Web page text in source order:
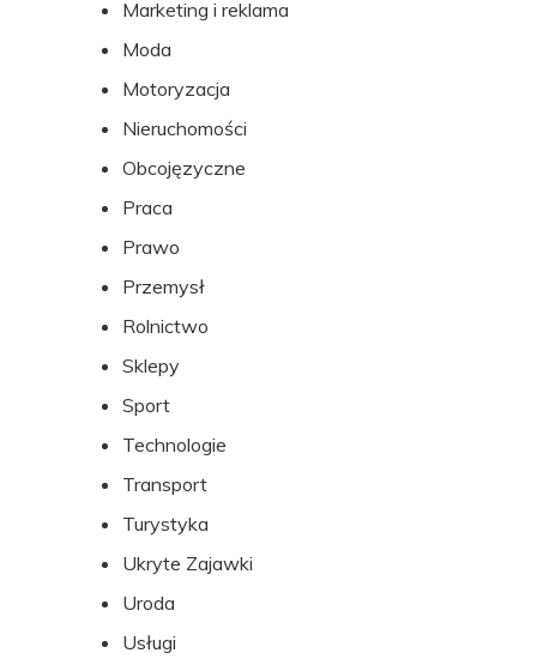
Marketing i reklama
Moda
Motoryzacja
Nieruchomości
Obcojęzyczne
Praca
Prawo
Przemysł
Rolnictwo
Sklepy
Sport
Technologie
Transport
Turystyka
Ukryte Zajawki
Uroda
Usługi